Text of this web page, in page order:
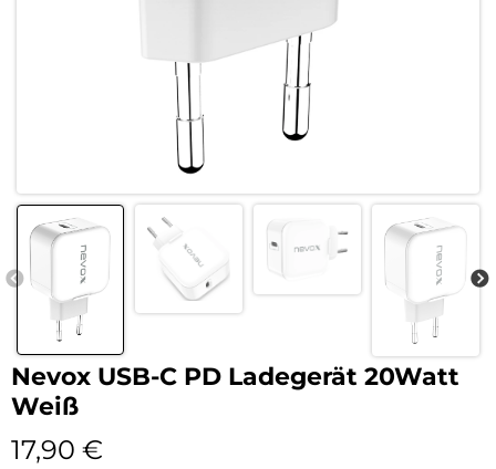
Nevox USB-C PD Ladegerät 20Watt
Weiß
17,90 €